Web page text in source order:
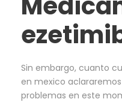
Sin embargo, cuanto
en mexico
problemas en este